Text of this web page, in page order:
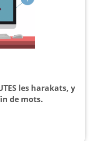
les harakats, y
de mots.